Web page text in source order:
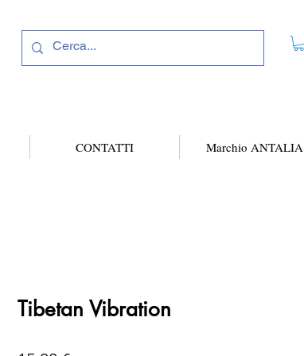
CONTATTI Marchio ANTALIA
Tibetan Vibration